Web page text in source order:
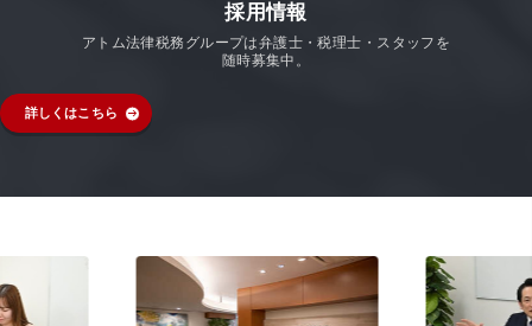
採用情報
アトム法律税務グループは弁護士・税理士・スタッフを
随時募集中。
詳しくはこちら